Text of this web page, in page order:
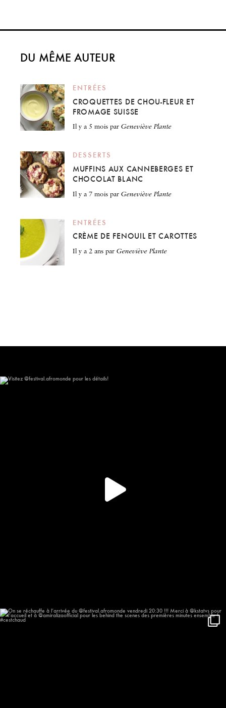
DU MÊME AUTEUR
ENTRÉES
CROQUETTES DE CHOU-FLEUR ET
FROMAGE SUISSE
il y a 5 mois par Geneviève Plante
DESSERTS
MUFFINS AUX CANNEBERGES ET
CHOCOLAT BLANC
il y a 7 mois par Geneviève Plante
ENTRÉES
CRÈME DE FENOUIL ET CAROTTES
il y a 2 ans par Geneviève Plante